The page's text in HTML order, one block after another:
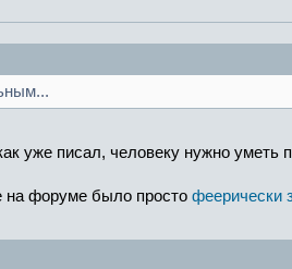
уже писал, человеку нужно уметь
на форуме было просто феерически